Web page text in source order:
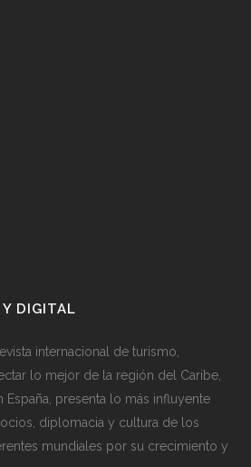
Y DIGITAL
internacional de turismo,
lo mejor de la región del Caribe,
España, presenta lo más influyente
diplomacia y cultura de los
mundiales por su crecimiento y